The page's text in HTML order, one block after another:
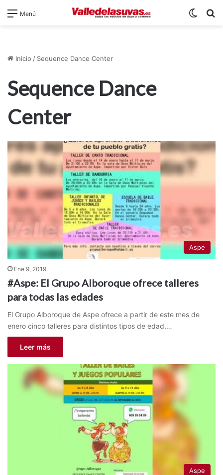
Menú
Inicio / Sequence Dance Center
Sequence Dance
Center
Aspe
Ene 9, 2019
#Aspe: El Grupo Alboroque ofrece talleres
para todas las edades
El Grupo Alboroque de Aspe ofrece a partir de este mes de
enero cinco talleres para distintos tipos de edad,…
Leer más
Aspe